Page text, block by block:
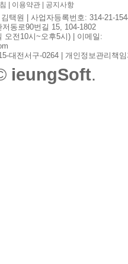
이용약관 공지사항
택원 | 사업자등록번호: 314-21-
동로90번길 15, 104-1802
오전10시~오후5시) | 이메일:
대전서구-0264 | 개인정보관리책
ieungSoft.